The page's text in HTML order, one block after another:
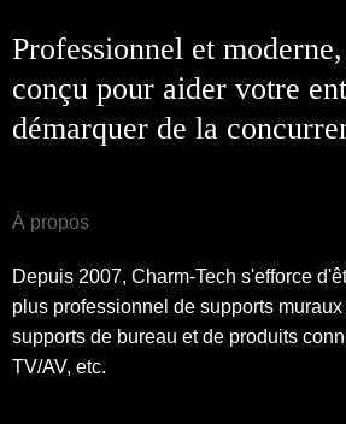
Professionnel et
conçu pour aider votre
démarquer de la
À propos
Depuis 2007, Charm-Tech s'efforce
plus professionnel de supports
supports de bureau et de produits
TV/AV, etc.
Je suis
Nouveau visiteur
Avant de soumettre, veuillezVÉRIFIER
CORRECT.
Des informations
échec de l'envoi des matériaux.
informations pour l'authentification et
que
Une fois votre identité vérifiée, vous
par e-mail.